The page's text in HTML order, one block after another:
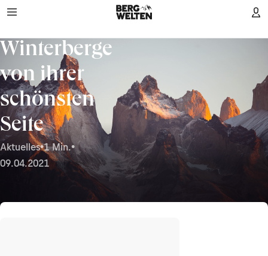
Winterberge
von ihrer
schönsten
Seite
Aktuelles•1 Min.•
09.04.2021